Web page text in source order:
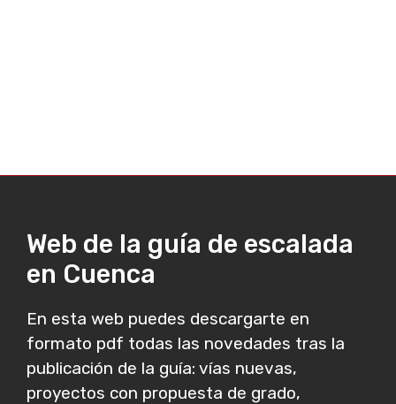
Web de la guía de escalada
en Cuenca
En esta web puedes descargarte en
formato pdf todas las novedades tras la
publicación de la guía: vías nuevas,
proyectos con propuesta de grado,